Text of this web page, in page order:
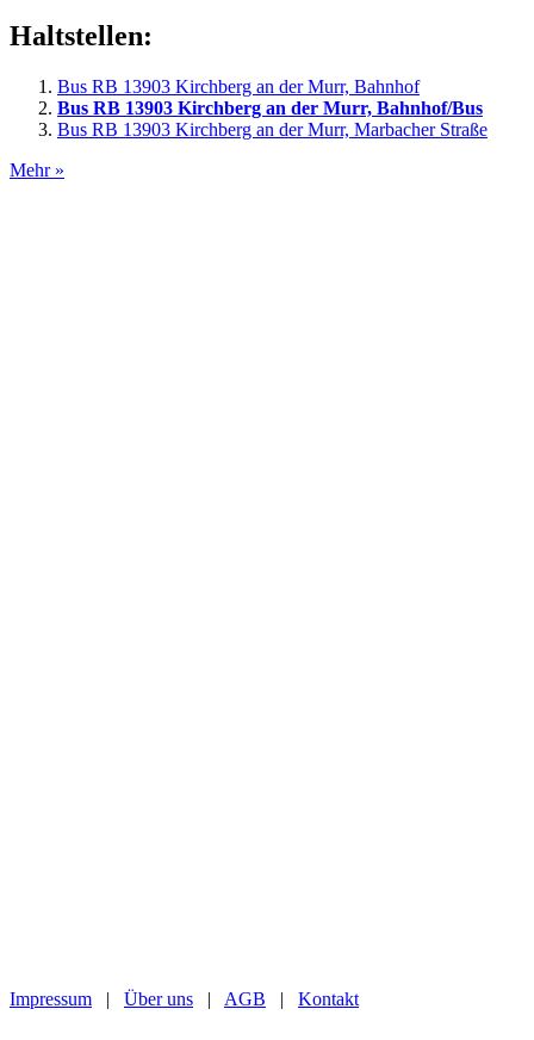
Haltstellen:
Bus RB 13903 Kirchberg an der Murr, Bahnhof
Bus RB 13903 Kirchberg an der Murr, Bahnhof/Bus
Bus RB 13903 Kirchberg an der Murr, Marbacher Straße
Mehr »
Impressum | Über uns | AGB | Kontakt